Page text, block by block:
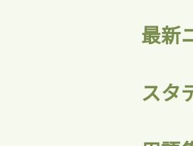
ログ
会員
最新
スタ